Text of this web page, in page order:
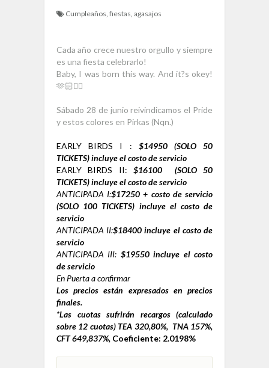
Cumpleaños, fiestas, agasajos
Cada año crece nuestro orgullo y siempre
es una fiesta celebrarlo!
Baby, I was born this way. And it?s okey!
🫶🏻🏳️‍🌈
Sábado 28 de junio reivindicamos el Pride
y estos colores en Pirkas (Nqn.)
EARLY BIRDS I : $14950 (SOLO 50
TICKETS) incluye el costo de servicio
EARLY BIRDS II: $16100 (SOLO 50
TICKETS)incluye el costo de servicio
ANTICIPADA I:$17250 + costo de servicio
(SOLO 100 TICKETS) incluye el costo de
servicio
ANTICIPADA II:$18400incluye el costo de
servicio
ANTICIPADA III: $19550incluye el costo
de servicio
En Puerta a confirmar
Los precios están expresados en precios
finales.
*Las cuotas sufrirán recargos (calculado
sobre 12 cuotas)TEA 320,80%, TNA 157%,
CFT 649,837%, Coeficiente: 2.0198%